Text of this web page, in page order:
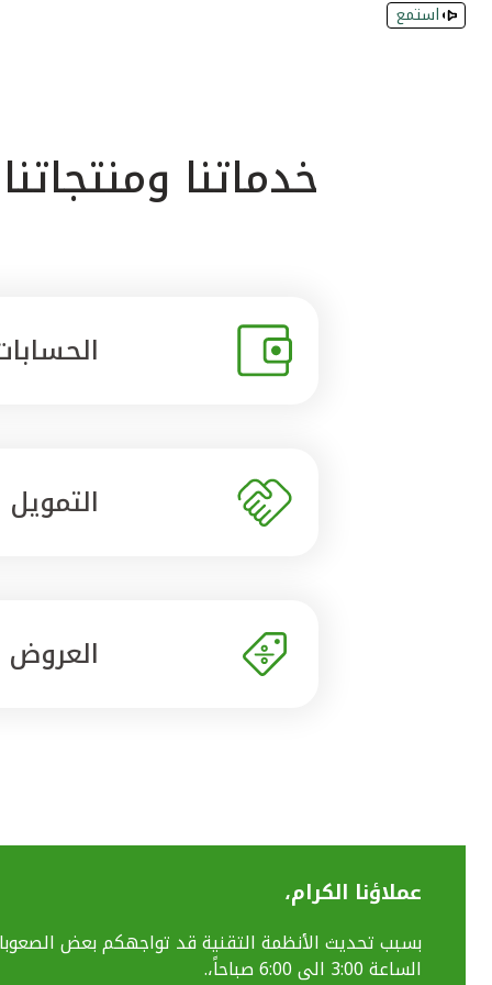
استمع
خدماتنا ومنتجاتنا
التمويل
العروض
عملاؤنا الكرام،
الساعة 3:00 الى 6:00 صباحاً،.